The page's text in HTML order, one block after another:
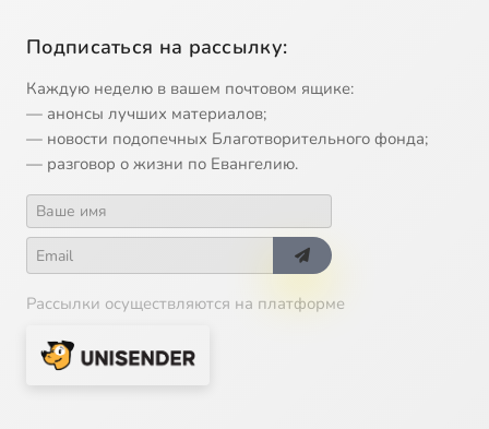
Подписаться на рассылку:
Каждую неделю в вашем почтовом ящике:
— анонсы лучших материалов;
— новости подопечных Благотворительного фонда;
— разговор о жизни по Евангелию.
Рассылки осуществляются на платформе